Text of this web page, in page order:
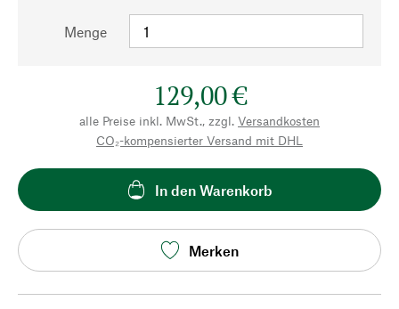
Menge
129,00 €
alle Preise inkl. MwSt., zzgl. Versandkosten
CO₂-kompensierter Versand mit DHL
In den Warenkorb
Merken